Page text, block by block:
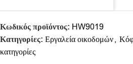
Κωδικός προϊόντος: HW9019
Κατηγορίες: Εργαλεία οικοδομών,
κατηγορίες